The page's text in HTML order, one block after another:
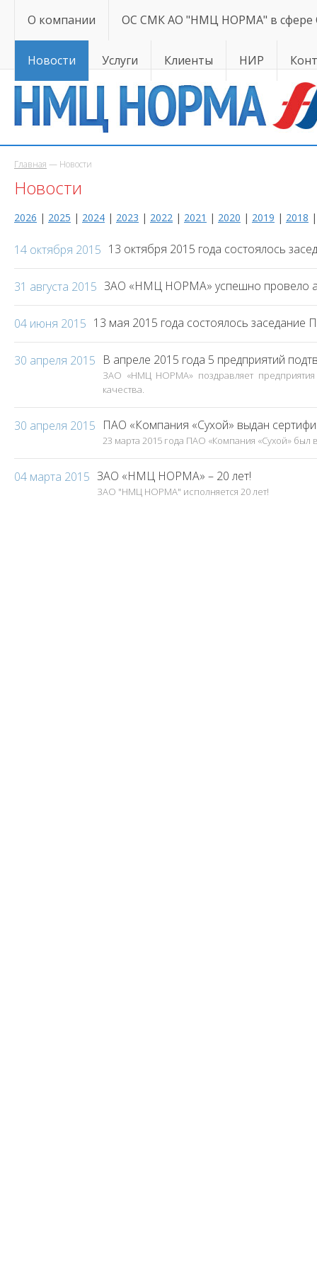
О компании ОС СМК АО "НМЦ НОРМА" в сфере
Новости Услуги Клиенты НИР
Главная — Новости
Новости
2026 | 2025 | 2024 | 2023 | 2022 | 2021 | 2020 | 2019 | 2018
14 октября 2015 13 октября 2015 года состоялось
31 августа 2015 ЗАО «НМЦ НОРМА» успешно провело
04 июня 2015 13 мая 2015 года состоялось заседание
30 апреля 2015 В апреле 2015 года 5 предприятий
ЗАО «НМЦ НОРМА» поздравляет
качества.
30 апреля 2015 ПАО «Компания «Сухой» выдан
23 марта 2015 года ПАО «Компания «Сухой»
04 марта 2015 ЗАО «НМЦ НОРМА» – 20 лет!
ЗАО "НМЦ НОРМА" исполняется 20 лет!